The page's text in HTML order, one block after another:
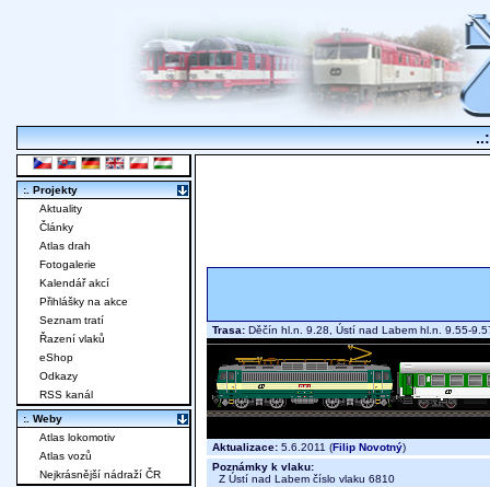
Trasa: Děčín hl.n. 9.28, Ústí nad Labem hl.n. 9.55-
Aktualizace: 5.6.2011 (Filip Novotný)
Poznámky k vlaku:
Z Ústí nad Labem číslo vlaku 6810
:. Projekty
Aktuality
Články
Atlas drah
Fotogalerie
Kalendář akcí
Přihlášky na akce
Seznam tratí
Řazení vlaků
eShop
Odkazy
RSS kanál
:. Weby
Atlas lokomotiv
Atlas vozů
Nejkrásnější nádraží ČR